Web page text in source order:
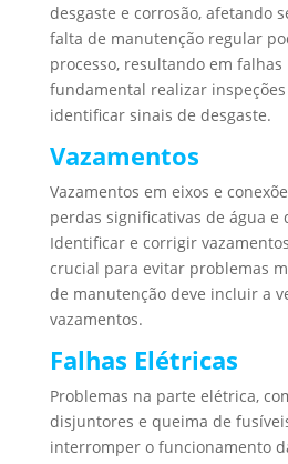
desgaste e corrosão, afetando
falta de manutenção regular
processo, resultando em falhas
fundamental realizar
identificar sinais de desgaste.
Vazamentos
Vazamentos em eixos e
perdas significativas de água e
Identificar e corrigir
crucial para evitar problemas
de manutenção deve incluir a
vazamentos.
Falhas Elétricas
Problemas na parte elétrica,
disjuntores e queima de
interromper o funcionamento